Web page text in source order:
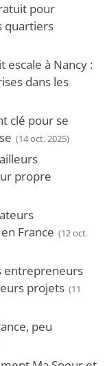
pour
quartiers
escale à Nancy :
dans les
clé pour se
(14 oct. 2025)
propre
France (12 oct.
entrepreneurs
projets (11
peu